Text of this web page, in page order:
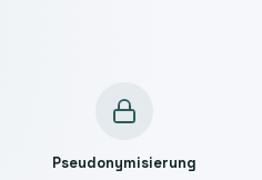
Pseudonymisierung